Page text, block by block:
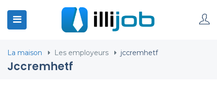
La maison Les employeurs jccremhetf
Jccremhetf